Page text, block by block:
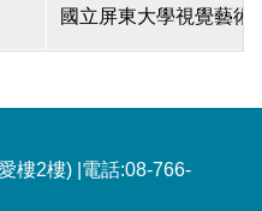
國立屏東大學視覺藝術
樓2樓) | 電話:08-766-